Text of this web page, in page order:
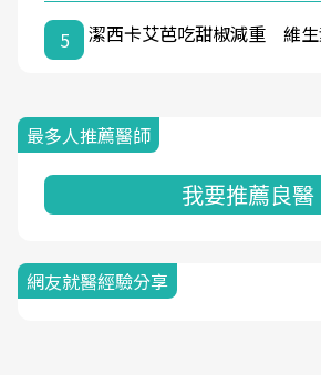
5 潔西卡艾芭吃甜椒減重 維生
最多人推薦醫師
我要推薦良醫
網友就醫經驗分享